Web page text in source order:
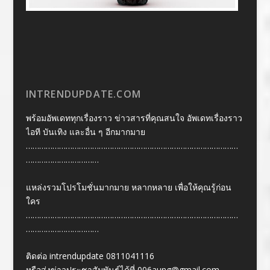
INTRENDUPDATE.COM
พร้อมอัพเดททุกเรื่องราว ข่าวสารที่คุณสนใจ อัพเดทเรื่องราว
ไอที บันเทิง และอื่น ๆ อีกมากมาย
……………………………………………………………………………………
……………………………
แหล่งรวมโปรโมชั่นมากมาย หลากหลาย เพื่อให้คุณรู้ก่อน
ใคร
……………………………………………………………………………………
……………………………
ติดต่อ intrendupdate 0811041116